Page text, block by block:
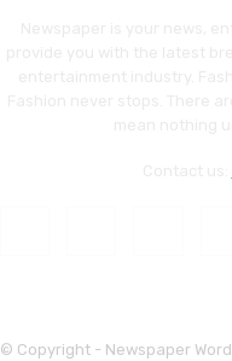
© Copyright - Newspaper